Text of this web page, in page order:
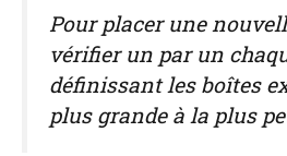
Pour placer une
vérifier un par un
définissant les boîtes
plus grande à la plus